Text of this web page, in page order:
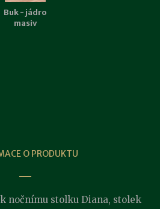
Buk - jádro
masiv
O PRODUKTU
nočnímu stolku Diana, stolek